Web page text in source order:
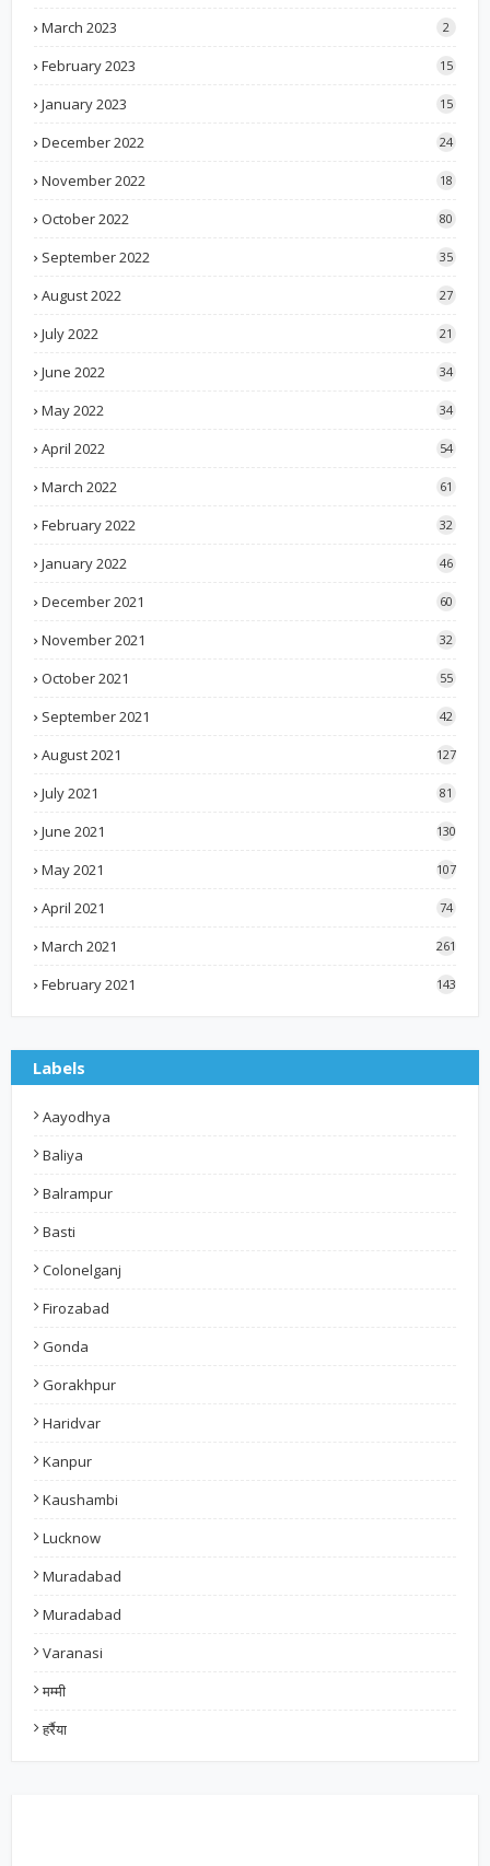
March 2023 2
February 2023 15
January 2023 15
December 2022 24
November 2022 18
October 2022 80
September 2022 35
August 2022 27
July 2022 21
June 2022 34
May 2022 34
April 2022 54
March 2022 61
February 2022 32
January 2022 46
December 2021 60
November 2021 32
October 2021 55
September 2021 42
August 2021 127
July 2021 81
June 2021 130
May 2021 107
April 2021 74
March 2021 261
February 2021 143
Labels
Aayodhya
Baliya
Balrampur
Basti
Colonelganj
Firozabad
Gonda
Gorakhpur
Haridvar
Kanpur
Kaushambi
Lucknow
Muradabad
Muradabad
Varanasi
मम्मी
हर्रैया